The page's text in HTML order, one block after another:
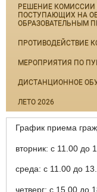
РЕШЕНИЕ
ПОСТУПАЮЩИХ НА
ОБРАЗОВАТЕЛЬНЫМ
ПРОТИВОДЕЙСТВИЕ
МЕРОПРИЯТИЯ ПО
ДИСТАНЦИОННОЕ
ЛЕТО 2026
График приема
вторник: с 11.00 до
среда: с 11.00 до
четверг: с 15.00 до